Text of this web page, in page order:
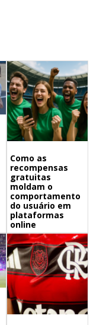
Como as
recompensas
gratuitas
moldam o
comportamento
do usuário em
plataformas
online